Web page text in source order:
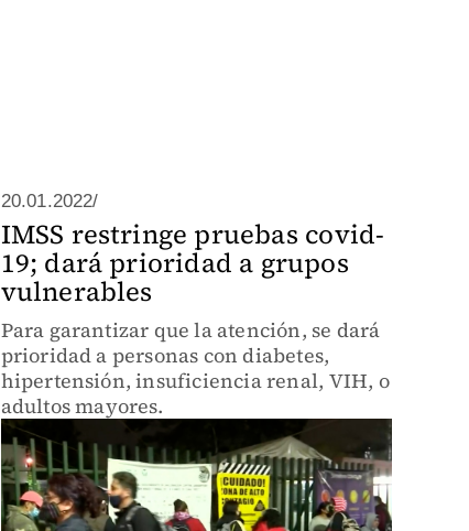
20.01.2022/
IMSS restringe pruebas covid-
19; dará prioridad a grupos
vulnerables
Para garantizar que la atención, se dará
prioridad a personas con diabetes,
hipertensión, insuficiencia renal, VIH, o
adultos mayores.